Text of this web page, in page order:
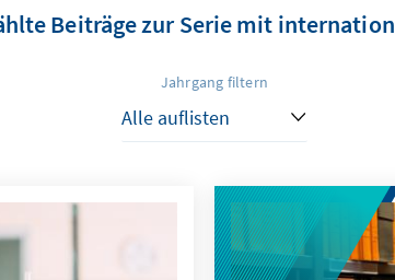
Beiträge zur Serie mit
Jahrgang filtern